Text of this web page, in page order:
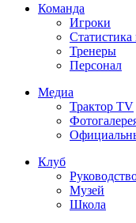
Команда
Игроки
Статистика
Тренеры
Персонал
Медиа
Трактор TV
Клуб
Музей
Школа